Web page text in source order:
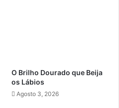
O Brilho Dourado que Beija
os Lábios
Agosto 3, 2026